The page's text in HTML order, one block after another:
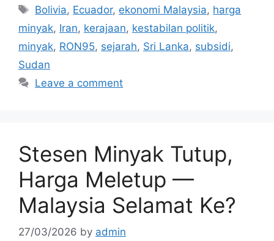
Tags
Bolivia, Ecuador, ekonomi Malaysia, harga
minyak, Iran, kerajaan, kestabilan politik,
minyak, RON95, sejarah, Sri Lanka, subsidi,
Sudan
Leave a comment
Stesen Minyak Tutup,
Harga Meletup —
Malaysia Selamat Ke?
27/03/2026 by admin